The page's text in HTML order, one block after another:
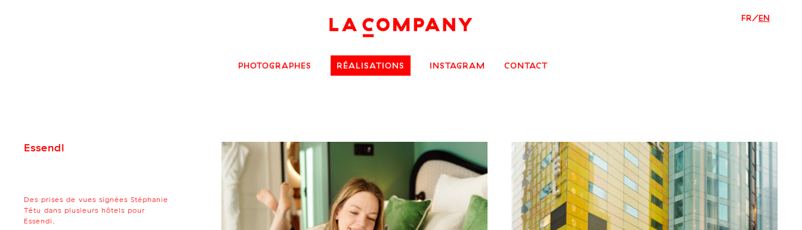
FR/EN
PHOTOGRAPHES RÉALISATIONS INSTAGRAM CONTACT
Essendi
Des prises de vues signées Stéphanie
Tétu dans plusieurs hôtels pour
Essendi.